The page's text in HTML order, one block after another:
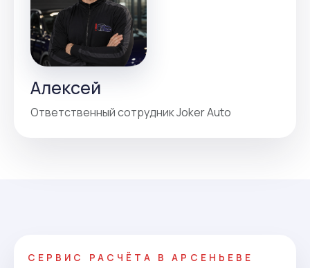
Алексей
Ответственный сотрудник Joker Auto
СЕРВИС РАСЧЁТА В АРСЕНЬЕВЕ